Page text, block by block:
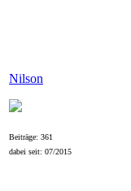
Nilson
Beiträge: 361
dabei seit: 07/2015